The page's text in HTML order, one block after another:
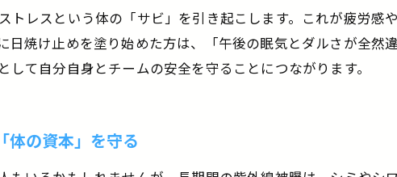
トレスという体の「サビ」を引き起こします。これが疲労感
日焼け止めを塗り始めた方は、「午後の眠気とダルさが全然
て自分自身とチームの安全を守ることにつながります。
体の資本」を守る